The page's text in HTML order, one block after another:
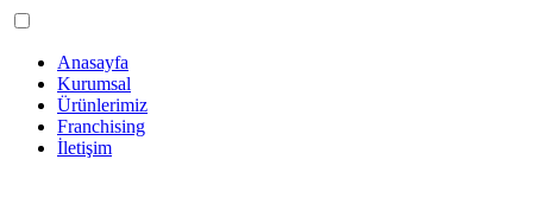
Anasayfa
Kurumsal
Ürünlerimiz
Franchising
İletişim